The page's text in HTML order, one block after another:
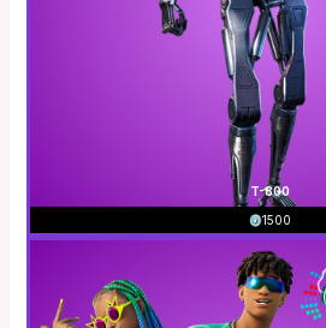
T-800
1500